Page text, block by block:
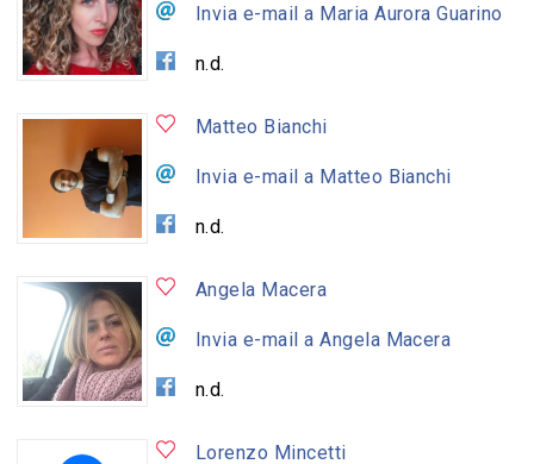
Invia e-mail a Maria Aurora Guarino
n.d.
Matteo Bianchi
Invia e-mail a Matteo Bianchi
n.d.
Angela Macera
Invia e-mail a Angela Macera
n.d.
Lorenzo Mincetti